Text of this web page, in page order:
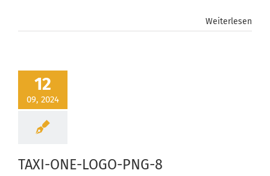
Weiterlesen
12
09, 2024
TAXI-ONE-LOGO-PNG-8